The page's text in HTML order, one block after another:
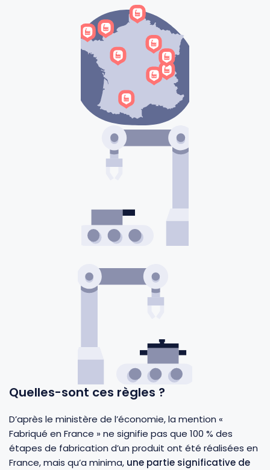
Couteaux filet de sole
Couteaux tranchelard
Éplucheurs et zesteurs
Planches à découper
Manches et poignées
Quelles-sont ces règles ?
D’après le ministère de l’économie, la mention «
Fabriqué en France » ne signifie pas que 100 % des
étapes de fabrication d’un produit ont été réalisées en
France, mais qu’a minima, une partie significative de